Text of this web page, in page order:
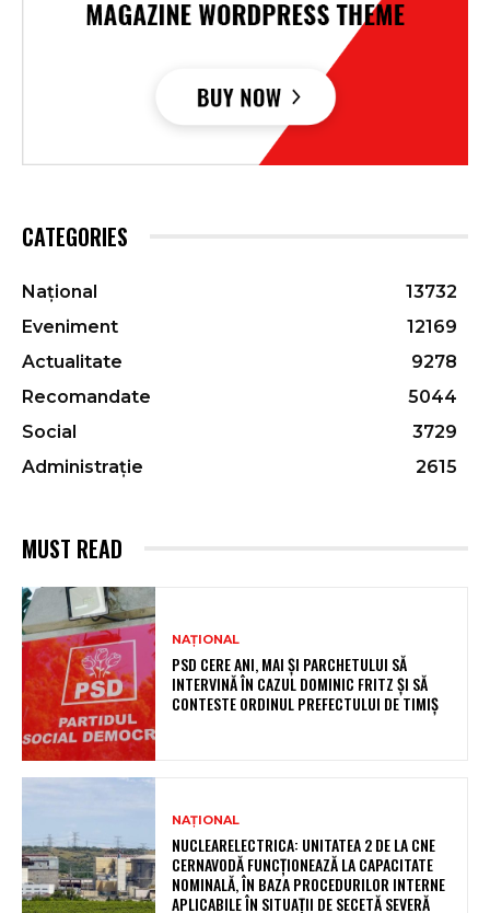
CATEGORIES
Național
13732
Eveniment
12169
Actualitate
9278
Recomandate
5044
Social
3729
Administrație
2615
MUST READ
NAȚIONAL
PSD CERE ANI, MAI ȘI PARCHETULUI SĂ
INTERVINĂ ÎN CAZUL DOMINIC FRITZ ȘI SĂ
CONTESTE ORDINUL PREFECTULUI DE TIMIȘ
NAȚIONAL
NUCLEARELECTRICA: UNITATEA 2 DE LA CNE
CERNAVODĂ FUNCȚIONEAZĂ LA CAPACITATE
NOMINALĂ, ÎN BAZA PROCEDURILOR INTERNE
APLICABILE ÎN SITUAȚII DE SECETĂ SEVERĂ